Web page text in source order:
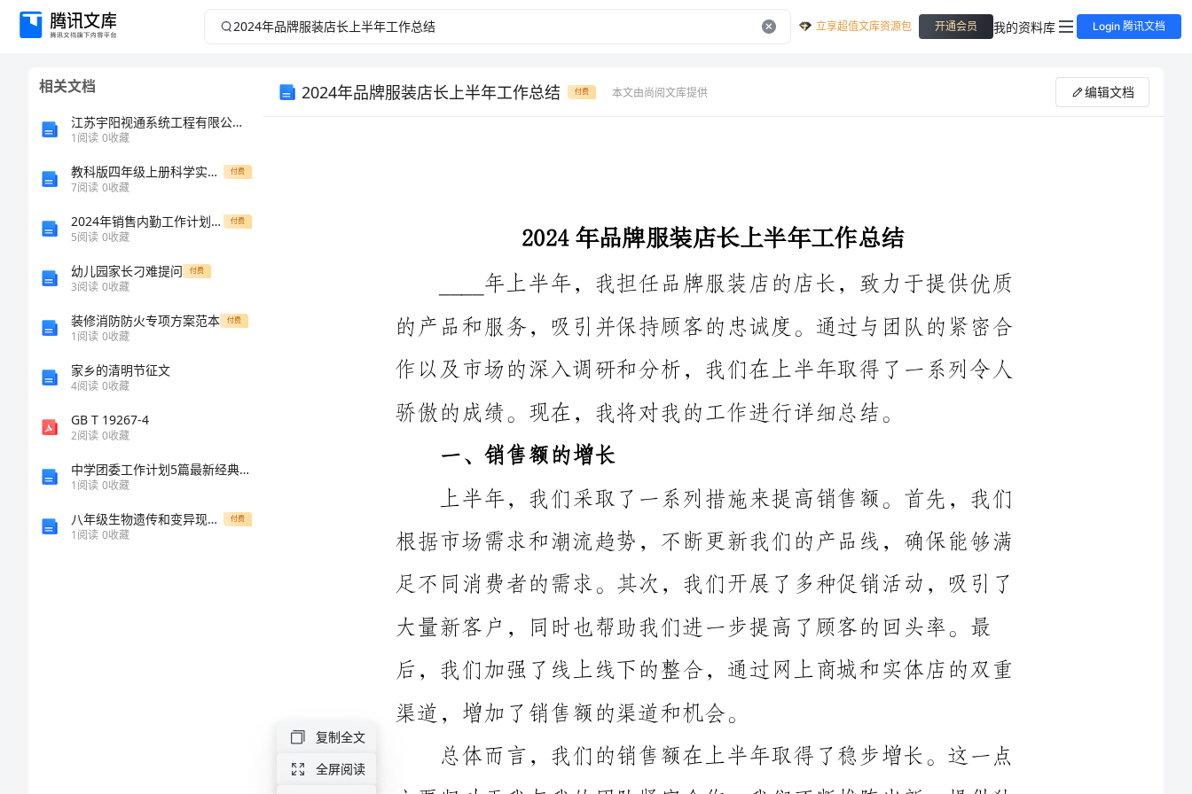
2024
立享超值文库资源包 开通会员 我的资料库 Login 腾讯文档
相关文档
江苏宇阳视通系统工程有限公司介绍企业发展分析报告
1阅读 0收藏
教科版四年级上册科学实验报告单 付费
7阅读 0收藏
2024年销售内勤工作计划模版（三篇） 付费
5阅读 0收藏
幼儿园家长刁难提问 付费
3阅读 0收藏
装修消防防火专项方案范本 付费
1阅读 0收藏
家乡的清明节征文
4阅读 0收藏
GB T 19267-4
2阅读 0收藏
中学团委工作计划5篇最新经典范文总结
1阅读 0收藏
八年级生物遗传和变异现象同步练习 付费
1阅读 0收藏
2024年品牌服装店长上半年工作总结 付费 本文由尚阅文库提供 编辑文档
了更多的顾客。
二、新客户增长
____年上半年，我担任品牌服装店的店长，致力于提供优质
作以及市场的深入调研和分析，我们在上半年取得了一系列令人
骄傲的成绩。现在，我将对我的工作进行详细总结。
一、销售额的增长
上半年，我们采取了一系列措施来提高销售额。首先，我们
大量新客户，同时也帮助我们进一步提高了顾客的回头率。最
后，我们加强了线上线下的整合，通过网上商城和实体店的双重
渠道，增加了销售额的渠道和机会。
主要归功于我与我的团队紧密合作，我们不断推陈出新，提供独
特和具有竞争力的产品，同时改进店铺的陈列和用户体验，吸引
复制全文
全屏阅读